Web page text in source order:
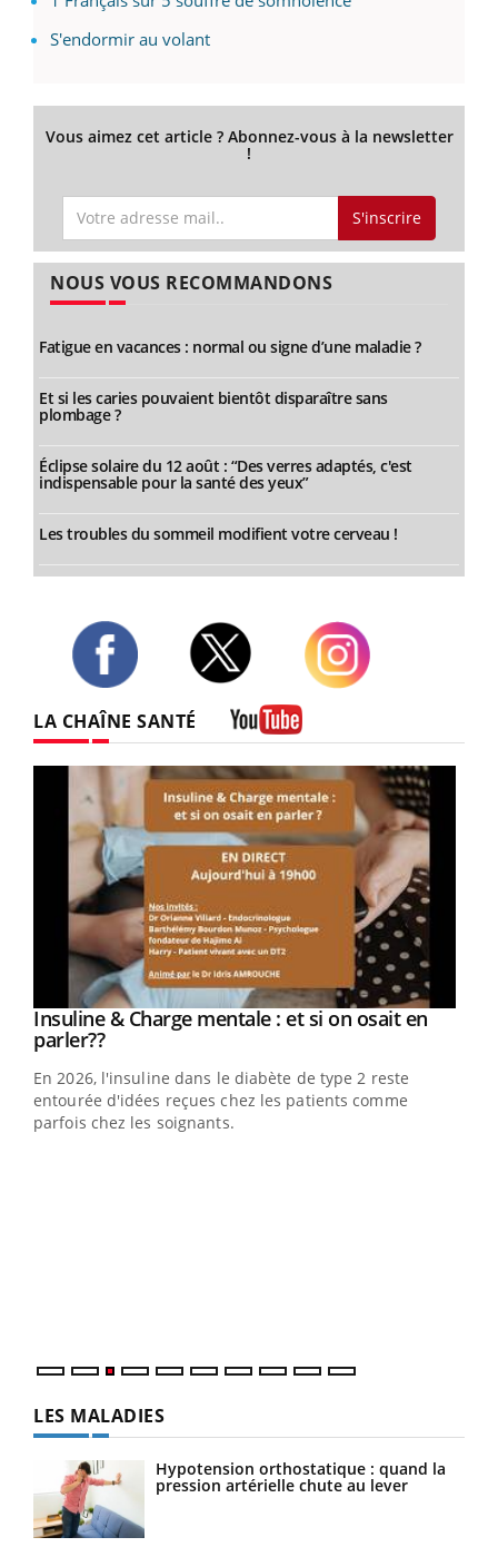
S'endormir au volant
Vous aimez cet article ? Abonnez-vous à la newsletter
!
S'inscrire
NOUS VOUS RECOMMANDONS
Fatigue en vacances : normal ou signe d’une maladie ?
Et si les caries pouvaient bientôt disparaître sans
plombage ?
Éclipse solaire du 12 août : “Des verres adaptés, c'est
indispensable pour la santé des yeux”
Les troubles du sommeil modifient votre cerveau !
LA CHAÎNE SANTÉ
Youtube
Insuline & Charge mentale : et si on osait en
parler??Youtube
En 2026, l'insuline dans le diabète de type 2 reste
entourée d'idées reçues chez les patients comme
parfois chez les soignants.
LES MALADIES
Hypotension orthostatique : quand la
pression artérielle chute au lever